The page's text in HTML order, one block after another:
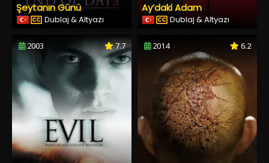
Şeytanın Günü
Dublaj & Altyazı
Ay’daki Adam
Dublaj & Altyazı
2003 7.7 2014 6.2